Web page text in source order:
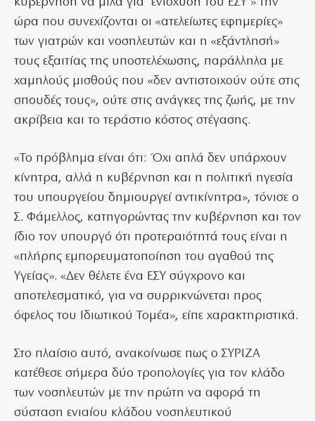
ώρα που συνεχίζονται οι «ατελείωτες εφημερίες»
των γιατρών και νοσηλευτών και η «εξάντλησή»
τους εξαιτίας της υποστελέχωσης, παράλληλα με
χαμηλούς μισθούς που «δεν αντιστοιχούν ούτε στις
σπουδές τους», ούτε στις ανάγκες της ζωής, με την
ακρίβεια και το τεράστιο κόστος στέγασης.
«Το πρόβλημα είναι ότι: Όχι απλά δεν υπάρχουν
κίνητρα, αλλά η κυβέρνηση και η πολιτική ηγεσία
του υπουργείου δημιουργεί αντικίνητρα», τόνισε ο
Σ. Φάμελλος, κατηγορώντας την κυβέρνηση και τον
ίδιο τον υπουργό ότι προτεραιότητά τους είναι η
«πλήρης εμπορευματοποίηση του αγαθού της
Υγείας». «Δεν θέλετε ένα ΕΣΥ σύγχρονο και
αποτελεσματικό, για να συρρικνώνεται προς
όφελος του Ιδιωτικού Τομέα», είπε χαρακτηριστικά.
Στο πλαίσιο αυτό, ανακοίνωσε πως ο ΣΥΡΙΖΑ
κατέθεσε σήμερα δύο τροπολογίες για τον κλάδο
των νοσηλευτών με την πρώτη να αφορά τη
σύσταση ενιαίου κλάδου νοσηλευτικού